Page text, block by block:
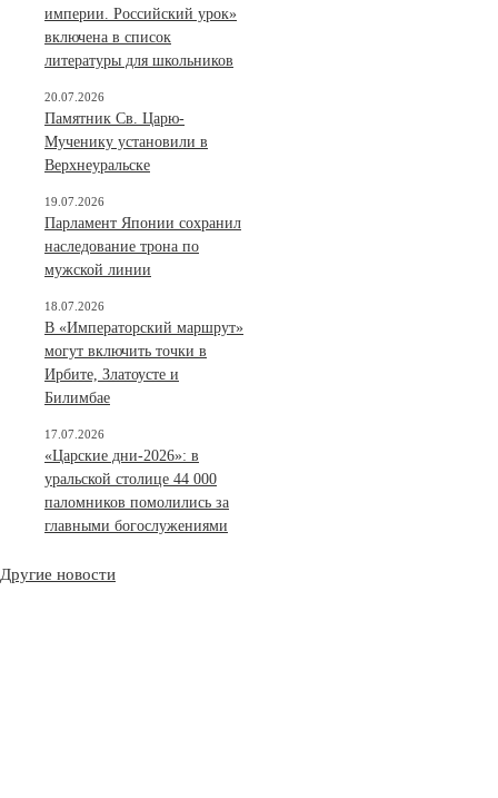
империи. Российский урок»
включена в список
литературы для школьников
Памятник Св. Царю-
Мученику установили в
Верхнеуральске
20.07.2026
Парламент Японии сохранил
наследование трона по
мужской линии
19.07.2026
В «Императорский маршрут»
могут включить точки в
Ирбите, Златоусте и
Билимбае
18.07.2026
«Царские дни-2026»: в
уральской столице 44 000
паломников помолились за
главными богослужениями
17.07.2026
Другие новости